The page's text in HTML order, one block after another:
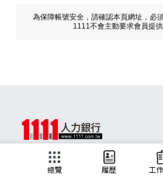
為保障帳號安全，請確認本頁網址，必
1111不會主動要求會員提
總覽 履歷 工